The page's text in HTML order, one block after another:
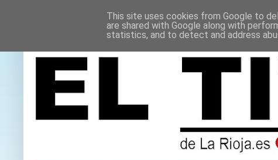
This site uses cookies from Google to
are shared with Google along with
statistics, and to detect and address